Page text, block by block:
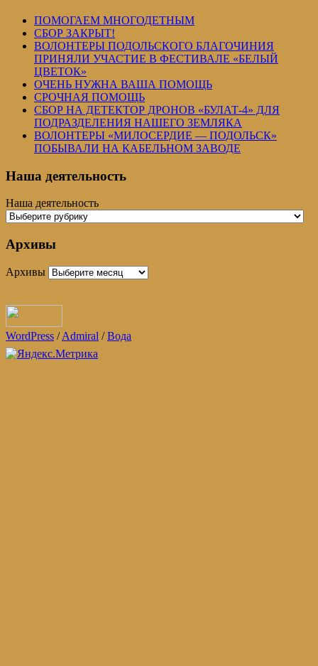
ПОМОГАЕМ МНОГОДЕТНЫМ
СБОР ЗАКРЫТ!
ВОЛОНТЕРЫ ПОДОЛЬСКОГО БЛАГОЧИНИЯ
ПРИНЯЛИ УЧАСТИЕ В ФЕСТИВАЛЕ «БЕЛЫЙ
ЦВЕТОК»
ОЧЕНЬ НУЖНА ВАША ПОМОЩЬ
СРОЧНАЯ ПОМОЩЬ
СБОР НА ДЕТЕКТОР ДРОНОВ «БУЛАТ-4» ДЛЯ
ПОДРАЗДЕЛЕНИЯ НАШЕГО ЗЕМЛЯКА
ВОЛОНТЕРЫ «МИЛОСЕРДИЕ — ПОДОЛЬСК»
ПОБЫВАЛИ НА КАБЕЛЬНОМ ЗАВОДЕ
Наша деятельность
Наша деятельность
Архивы
Архивы
WordPress /Admiral /Вода